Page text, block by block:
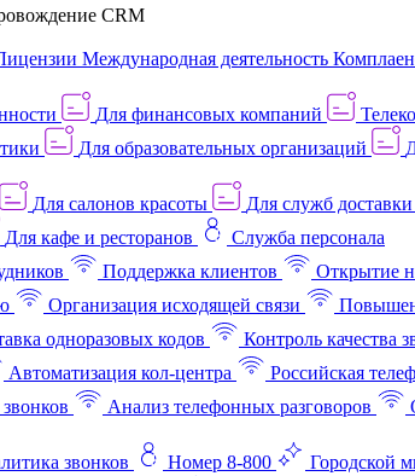
CRM
Международная деятельность
Для финансовых компаний
Для образовательных организаций
Для салонов красоты Для служб доставки
Для кафе и ресторанов
Служба персонала
Поддержка клиентов Открытие
Организация исходящей связи
одноразовых кодов Контроль качества
Автоматизация кол-центра Российская
Анализ телефонных разговоров
звонков Номер 8-800 Городской